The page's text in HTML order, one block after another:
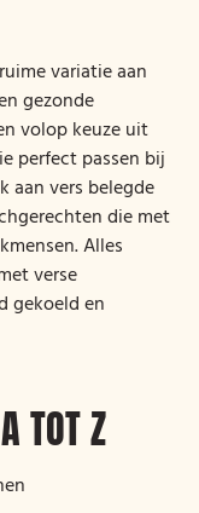
variatie aan
gezonde
volop keuze uit
perfect passen bij
aan vers belegde
die met
Alles
verse
gekoeld en
TOT Z